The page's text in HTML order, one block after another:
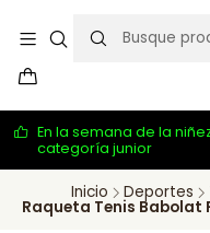
En la semana de la
categoría junior
Inicio Deportes
Raqueta Tenis Babolat